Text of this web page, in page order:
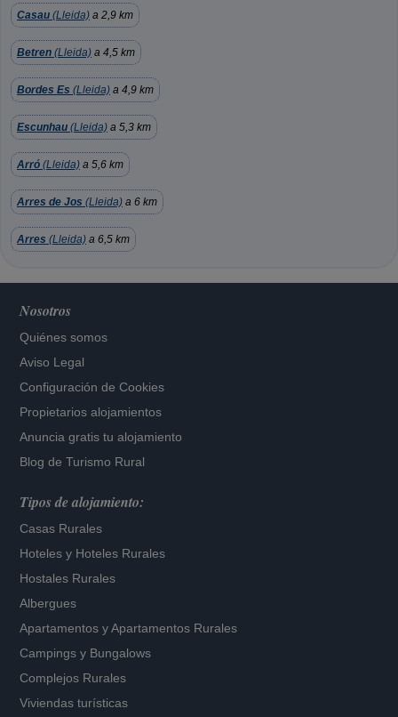
Casau (Lleida) a 2,9 km
Betren (Lleida) a 4,5 km
Bordes Es (Lleida) a 4,9 km
Escunhau (Lleida) a 5,3 km
Arró (Lleida) a 5,6 km
Arres de Jos (Lleida) a 6 km
Arres (Lleida) a 6,5 km
Nosotros
Quiénes somos
Aviso Legal
Configuración de Cookies
Propietarios alojamientos
Anuncia gratis tu alojamiento
Blog de Turismo Rural
Tipos de alojamiento:
Casas Rurales
Hoteles y Hoteles Rurales
Hostales Rurales
Albergues
Apartamentos yApartamentos Rurales
Campings y Bungalows
Complejos Rurales
Viviendas turísticas